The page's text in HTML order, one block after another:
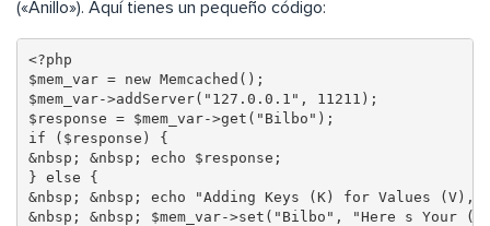
(«Anillo»). Aquí tienes un pequeño código:
<?php
$mem_var = new Memcached();
$mem_var->addServer("127.0.0.1", 11211);
$response = $mem_var->get("Bilbo");
if ($response) {
&nbsp; &nbsp; echo $response;
} else {
&nbsp; &nbsp; echo "Adding Keys (K) for Values
&nbsp; &nbsp; $mem_var->set("Bilbo", "Here s